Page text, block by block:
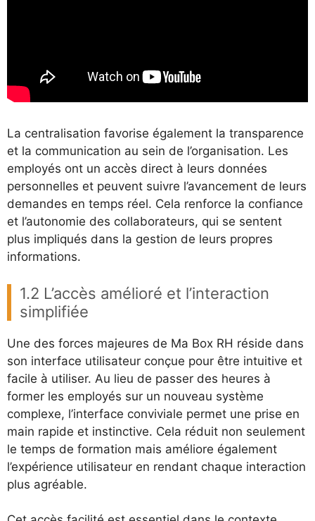
La centralisation favorise également la transparence
et la communication au sein de l’organisation. Les
employés ont un accès direct à leurs données
personnelles et peuvent suivre l’avancement de leurs
demandes en temps réel. Cela renforce la confiance
et l’autonomie des collaborateurs, qui se sentent
plus impliqués dans la gestion de leurs propres
informations.
1.2 L’accès amélioré et l’interaction
simplifiée
Une des forces majeures de Ma Box RH réside dans
son interface utilisateur conçue pour être intuitive et
facile à utiliser. Au lieu de passer des heures à
former les employés sur un nouveau système
complexe, l’interface conviviale permet une prise en
main rapide et instinctive. Cela réduit non seulement
le temps de formation mais améliore également
l’expérience utilisateur en rendant chaque interaction
plus agréable.